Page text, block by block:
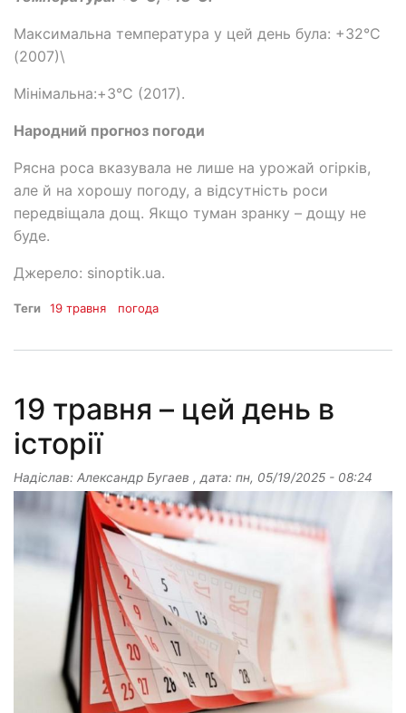
Максимальна температура у цей день була: +32°C
(2007)\
Мінімальна:+3°C (2017).
Народний прогноз погоди
Рясна роса вказувала не лише на урожай огірків,
але й на хорошу погоду, а відсутність роси
передвіщала дощ. Якщо туман зранку – дощу не
буде.
Джерело: sinoptik.ua.
Теги 19 травня погода
19 травня – цей день в
історії
Надіслав: Александр Бугаев , дата: пн, 05/19/2025 - 08:24